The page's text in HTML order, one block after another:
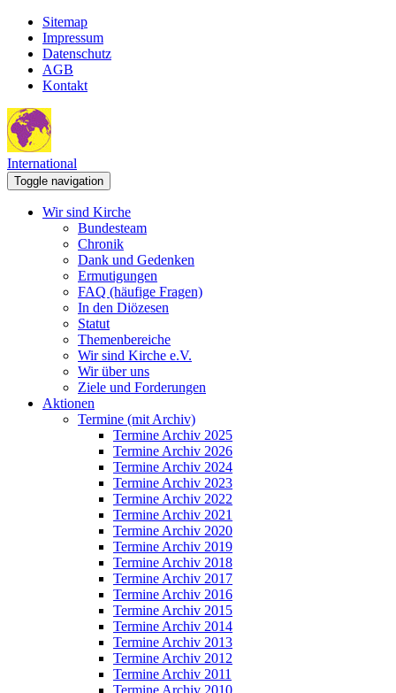
Sitemap
Impressum
Datenschutz
AGB
Kontakt
International
Toggle navigation
Wir sind Kirche
Bundesteam
Chronik
Dank und Gedenken
Ermutigungen
FAQ (häufige Fragen)
In den Diözesen
Statut
Themenbereiche
Wir sind Kirche e.V.
Wir über uns
Ziele und Forderungen
Aktionen
Termine (mit Archiv)
Termine Archiv 2025
Termine Archiv 2026
Termine Archiv 2024
Termine Archiv 2023
Termine Archiv 2022
Termine Archiv 2021
Termine Archiv 2020
Termine Archiv 2019
Termine Archiv 2018
Termine Archiv 2017
Termine Archiv 2016
Termine Archiv 2015
Termine Archiv 2014
Termine Archiv 2013
Termine Archiv 2012
Termine Archiv 2011
Termine Archiv 2010